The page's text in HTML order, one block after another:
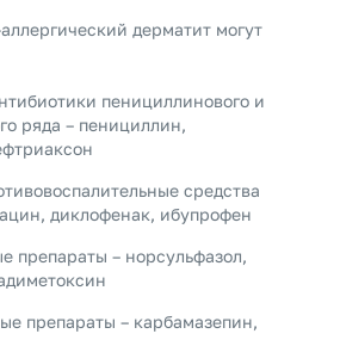
дерматит могут
пенициллинового и
ряда – пенициллин,
средства
диклофенак, ибупрофен
препараты – норсульфазол,
препараты – карбамазепин,